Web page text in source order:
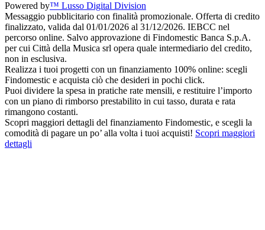
Powered by™ Lusso Digital Division
Messaggio pubblicitario con finalità promozionale. Offerta di credito
finalizzato, valida dal 01/01/2026 al 31/12/2026. IEBCC nel
percorso online. Salvo approvazione di Findomestic Banca S.p.A.
per cui Città della Musica srl opera quale intermediario del credito,
non in esclusiva.
Realizza i tuoi progetti con un finanziamento 100% online: scegli
Findomestic e acquista ciò che desideri in pochi click.
Puoi dividere la spesa in pratiche rate mensili, e restituire l’importo
con un piano di rimborso prestabilito in cui tasso, durata e rata
rimangono costanti.
Scopri maggiori dettagli del finanziamento Findomestic, e scegli la
comodità di pagare un po’ alla volta i tuoi acquisti! Scopri maggiori
dettagli